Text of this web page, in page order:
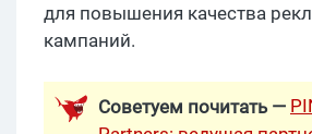
для повышения качества
кампаний.
Советуем почитать —